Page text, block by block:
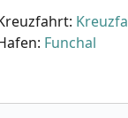
Funchal